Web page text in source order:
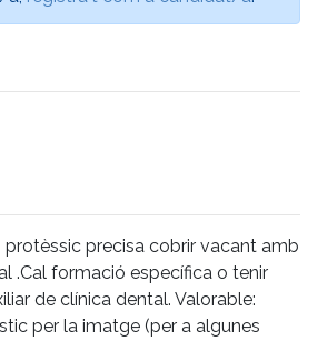
precisa cobrir vacant amb
.Cal formació específica o tenir
de clínica dental. Valorable:
per la imatge (per a algunes